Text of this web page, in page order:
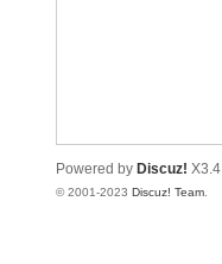
Powered by Discuz! X3.4
© 2001-2023 Discuz! Team